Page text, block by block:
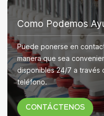
Como Podemos
Puede ponerse en
manera que sea
disponibles 24/7 a
teléfono.
CONTÁCTENOS